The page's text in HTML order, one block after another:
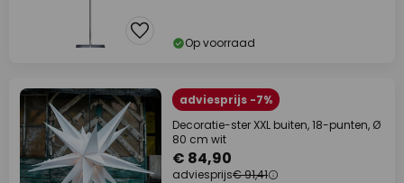
Op voorraad
adviesprijs -7%
Decoratie-ster XXL buiten, 18-punten, Ø
80 cm wit
€ 84,90
adviesprijs€ 91,41